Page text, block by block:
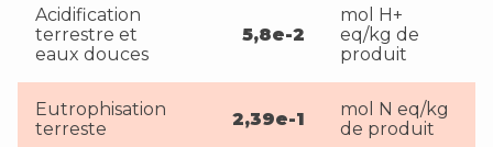
Acidification
terrestre et
eaux douces
5,8e-2
mol H+
eq/kg de
produit
Eutrophisation
terreste
2,39e-1
mol N eq/kg
de produit